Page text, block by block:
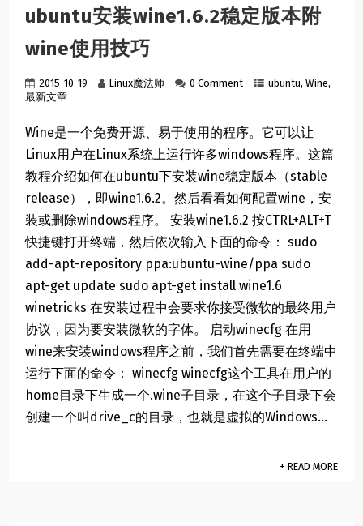
ubuntu安装wine1.6.2稳定版本附
wine使用技巧
2015-10-19 Linux魔法师 0 Comment ubuntu,Wine,
最新文章
Wine是一个免费开源、易于使用的程序。它可以让
Linux用户在Linux系统上运行许多windows程序。这篇
教程介绍如何在ubuntu下安装wine稳定版本（stable
release），即wine1.6.2。然后看看如何配置wine，安
装或删除windows程序。 安装wine1.6.2 按CTRL+ALT+T
快捷键打开终端，然后依次输入下面的命令： sudo
add-apt-repository ppa:ubuntu-wine/ppa sudo
apt-get update sudo apt-get install wine1.6
winetricks 在安装过程中会要求你接受微软的最终用户
协议，因为要安装微软的字体。 启动winecfg 在用
wine来安装windows程序之前，我们首先需要在终端中
运行下面的命令： winecfg winecfg这个工具在用户的
home目录下生成一个.wine子目录，在这个子目录下会
创建一个叫drive_c的目录，也就是虚拟的Windows...
+ READ MORE